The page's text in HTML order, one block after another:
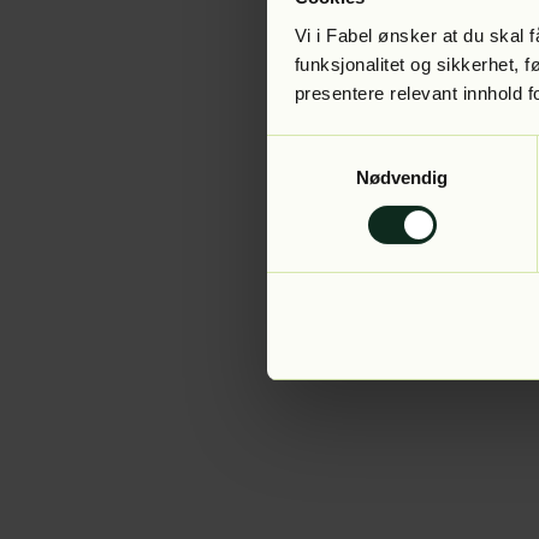
Vi i Fabel ønsker at du skal
funksjonalitet og sikkerhet,
presentere relevant innhold
Nødvendig
Application